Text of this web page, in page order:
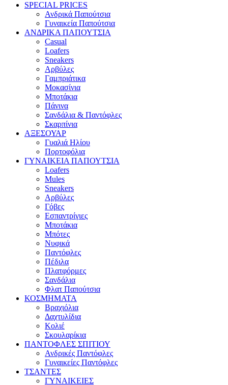
SPECIAL PRICES
Ανδρικά Παπούτσια
Γυναικεία Παπούτσια
ΑΝΔΡΙΚΑ ΠΑΠΟΥΤΣΙΑ
Casual
Loafers
Sneakers
Αρβύλες
Γαμπριάτικα
Μοκασίνια
Μποτάκια
Πάνινα
Σανδάλια & Παντόφλες
Σκαρπίνια
ΑΞΕΣΟΥΑΡ
Γυαλιά Ηλίου
Πορτοφόλια
ΓΥΝΑΙΚΕΙΑ ΠΑΠΟΥΤΣΙΑ
Loafers
Mules
Sneakers
Αρβύλες
Γόβες
Εσπαντρίγιες
Μποτάκια
Μπότες
Νυφικά
Παντόφλες
Πέδιλα
Πλατφόρμες
Σανδάλια
Φλατ Παπούτσια
ΚΟΣΜΗΜΑΤΑ
Βραχιόλια
Δαχτυλίδια
Κολιέ
Σκουλαρίκια
ΠΑΝΤΟΦΛΕΣ ΣΠΙΤΙΟΥ
Ανδρικές Παντόφλες
Γυναικείες Παντόφλες
ΤΣΑΝΤΕΣ
ΓΥΝΑΙΚΕΙΕΣ